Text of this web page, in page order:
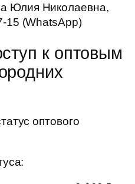
Юлия Николаевна,
15 (WhatsApp)
к оптовым
оптового